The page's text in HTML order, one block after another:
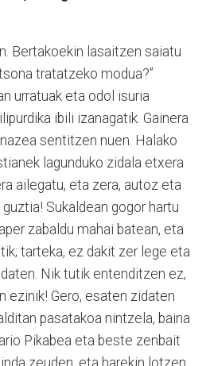
Bertakoekin lasaitzen saiatu
tratatzeko modua?”
urratuak eta odol isuria
ibili izanagatik. Gainera
sentitzen nuen. Halako
lagunduko zidala etxera
ailegatu, eta zera, autoz eta
Sukaldean gogor hartu
zabaldu mahai batean, eta
tarteka, ez dakit zer lege eta
Nik tutik entenditzen ez,
ezinik! Gero, esaten zidaten
pasatakoa nintzela, baina
Pikabea eta beste zenbait